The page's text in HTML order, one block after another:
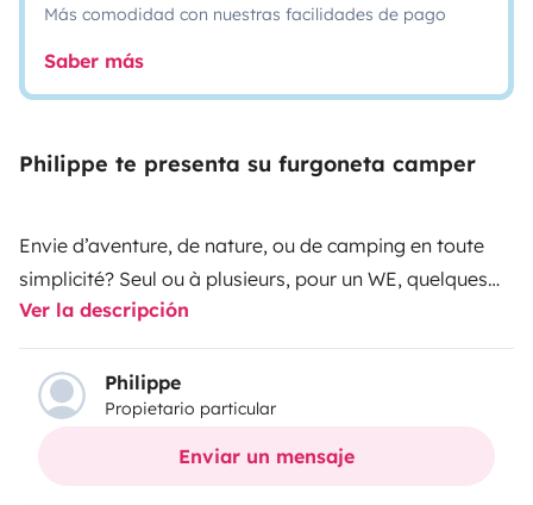
Más comodidad con nuestras facilidades de pago
Saber más
Philippe te presenta su furgoneta camper
Envie d’aventure, de nature, ou de camping en toute
simplicité? Seul ou à plusieurs, pour un WE, quelques
semaine ,en bord de mer ou en campagne, notre van
aménagé de type california est le compagnon
d’escapade qu’il vous idéal. Binic est le point de départ
parfait pour un tour de Bretagne, ou un saut en
Normandie, du Mont St Michel en passant par Saint-
Ver la descripción
Philippe
Propietario particular
Enviar un mensaje